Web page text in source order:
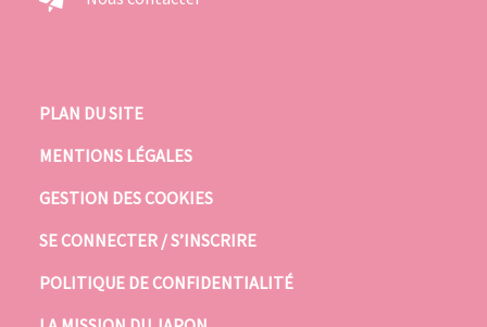
PLAN DU SITE
MENTIONS LÉGALES
GESTION DES COOKIES
SE CONNECTER / S’INSCRIRE
POLITIQUE DE CONFIDENTIALITÉ